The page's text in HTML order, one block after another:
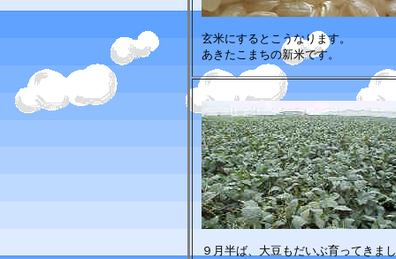
玄米にするとこうなります。
あきたこまちの新米です。
９月半ば、大豆もだいぶ育ってきま